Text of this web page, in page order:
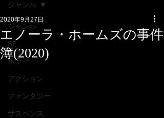
ジャンル
SF
ホラー
アクション
ファンタジー
サスペンス
ジャンル
エノーラ・ホームズの事件
簿(2020)
2020年9月27日